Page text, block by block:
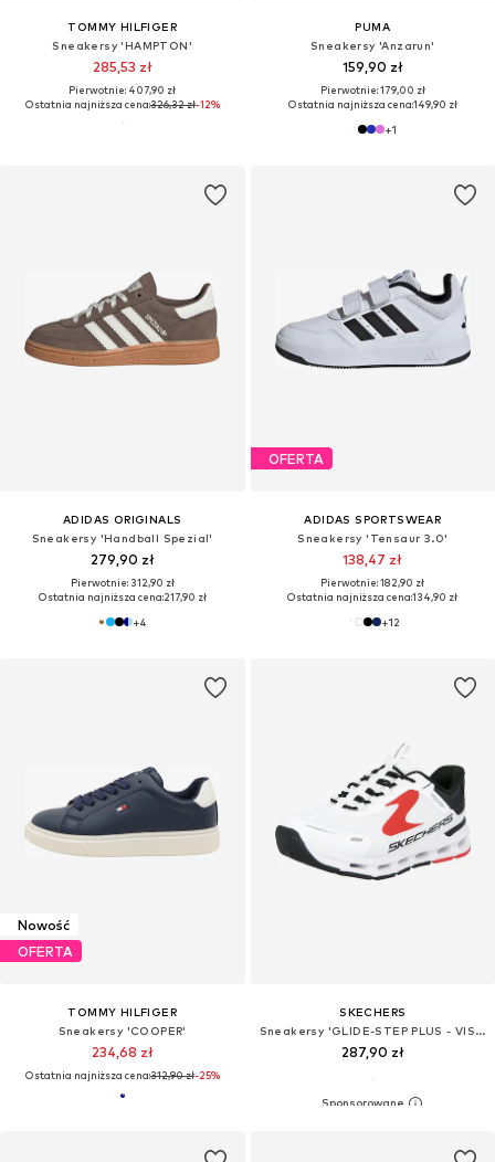
TOMMY HILFIGER
Sneakersy 'HAMPTON'
285,53 zł
Pierwotnie: 407,90 zł
Ostatnia najniższa cena:326,32 zł-12%
PUMA
Sneakersy 'Anzarun'
159,90 zł
Pierwotnie: 179,00 zł
Ostatnia najniższa cena:149,90 zł
+1
ADIDAS ORIGINALS
Sneakersy 'Handball Spezial'
279,90 zł
Pierwotnie: 312,90 zł
Ostatnia najniższa cena:217,90 zł
+4
OFERTA
ADIDAS SPORTSWEAR
Sneakersy 'Tensaur 3.0'
138,47 zł
Pierwotnie: 182,90 zł
Ostatnia najniższa cena:134,90 zł
+12
Nowość
OFERTA
TOMMY HILFIGER
Sneakersy 'COOPER'
234,68 zł
Ostatnia najniższa cena:312,90 zł-25%
SKECHERS
Sneakersy 'GLIDE-STEP PLUS - VISTA-LANE'
287,90 zł